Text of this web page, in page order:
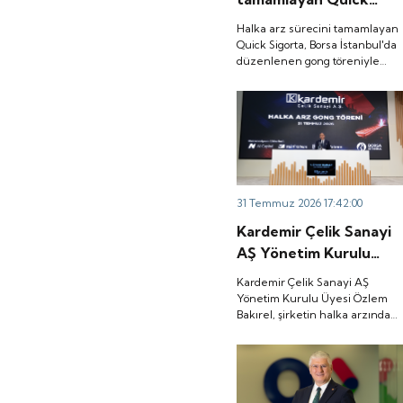
Sigorta, Borsa
İstanbul'da düzenlenen
gong töreniyle 'QUICK'
başladı.
Halka arz sürecini tamamlayan
Quick Sigorta, Borsa İstanbul'da
düzenlenen gong töreniyle
başladı.
31 Temmuz 2026 17:42:00
Kardemir Çelik Sanayi
AŞ Yönetim Kurulu
Üyesi Özlem Bakırel,
şirketin halka arzından
elde edilecek kaynağın
sermayesi ile ham
madde tedarikinin
Kardemir Çelik Sanayi AŞ
Yönetim Kurulu Üyesi Özlem
Bakırel, şirketin halka arzından
90'ını işletme sermayesi ile ham
madde tedarikinin
finansmanında kullanacaklarını
belirtti.